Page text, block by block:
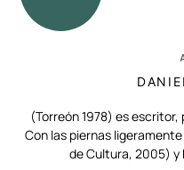
(Torreón 1978) es
Con las piernas
de Cultura, 2005) y